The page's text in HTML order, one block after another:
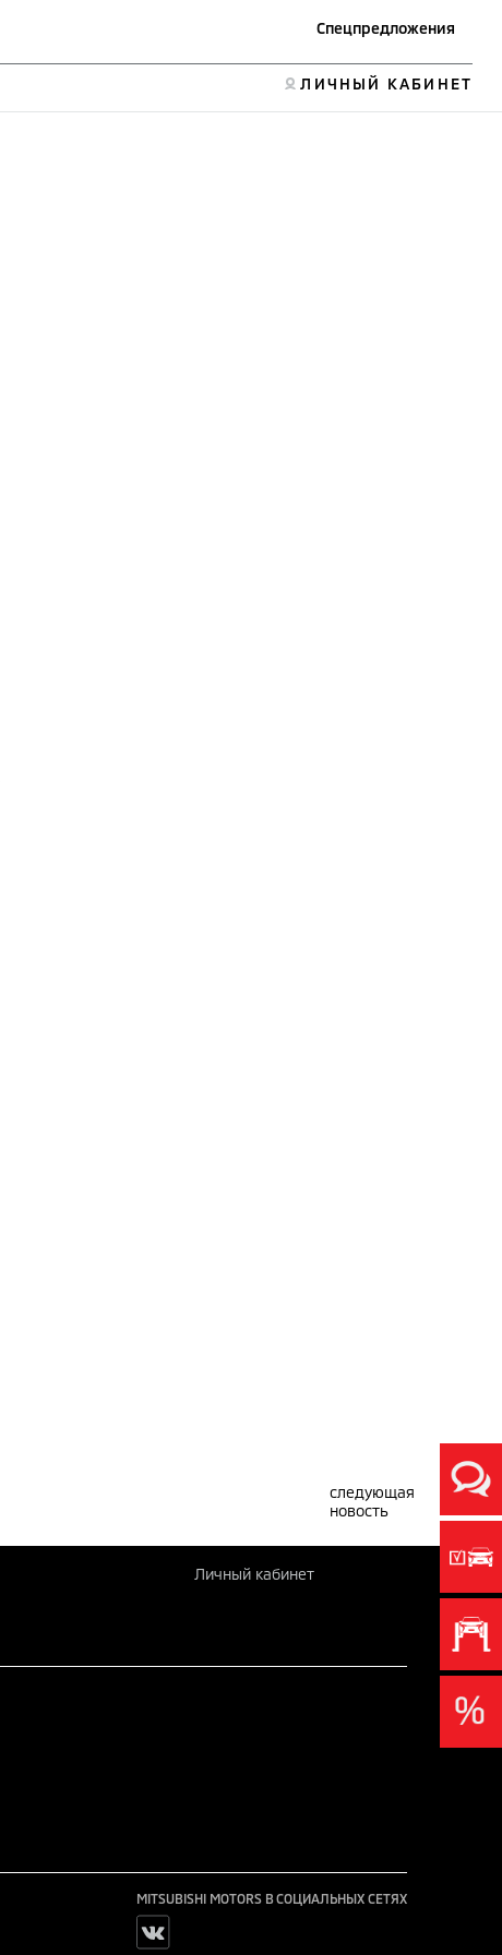
Спецпредложения
ЛИЧНЫЙ КАБИНЕТ
следующая
новость
Личный кабинет
MITSUBISHI MOTORS В СОЦИАЛЬНЫХ СЕТЯХ